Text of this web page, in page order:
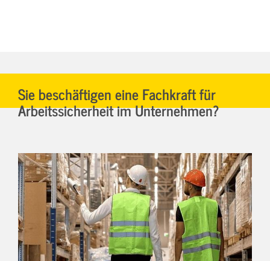
Sie beschäftigen eine Fachkraft für
Arbeitssicherheit im Unternehmen?